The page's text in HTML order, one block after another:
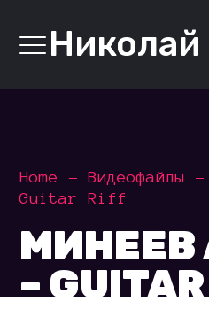
Home Видеофайлы
Guitar Riff
МИНЕЕВ
–